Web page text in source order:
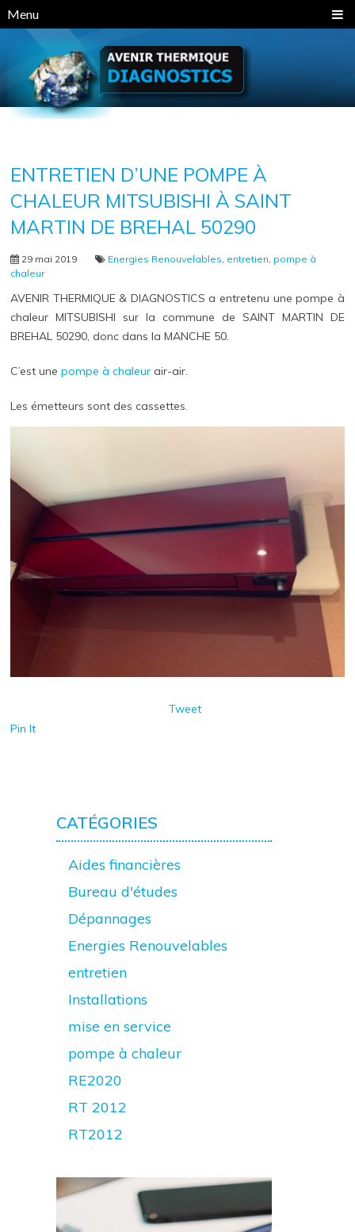
Menu
ENTRETIEN D’UNE POMPE À
CHALEUR MITSUBISHI À SAINT
MARTIN DE BREHAL 50290
29 mai 2019 Energies Renouvelables entretien pompe à
chaleur
AVENIR THERMIQUE & DIAGNOSTICS a entretenu une pompe à
chaleur MITSUBISHI sur la commune de SAINT MARTIN DE
BREHAL 50290, donc dans la MANCHE 50.
C’est unepompe à chaleur air-air.
Les émetteurs sont des cassettes.
Tweet
Pin It
CATÉGORIES
Aides financières
Bureau d'études
Dépannages
Energies Renouvelables
entretien
Installations
mise en service
pompe à chaleur
RE2020
RT 2012
RT2012
Panneau de gestion des cookies